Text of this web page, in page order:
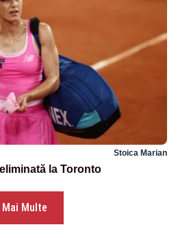
Stoica Marian
la Toronto
Mai Multe